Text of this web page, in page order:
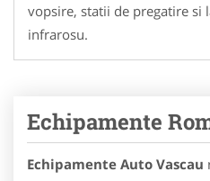
vopsire, statii de pregatire si
infrarosu.
Echipamente
Echipamente Auto Vascau